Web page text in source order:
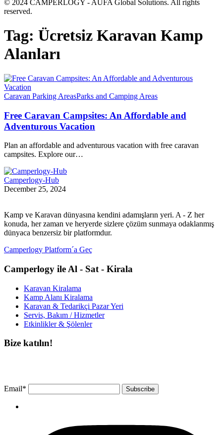
© 2024 CAMPERLOGY - AUFA Global Solutions. All rights
reserved.
Tag: Ücretsiz Karavan Kamp
Alanları
Caravan Parking AreasParks and Camping Areas
Free Caravan Campsites: An Affordable and
Adventurous Vacation
Plan an affordable and adventurous vacation with free caravan
campsites. Explore our…
Camperlogy-Hub
December 25, 2024
Kamp ve Karavan dünyasına kendini adamışların yeri. A - Z her
konuda, her zaman ve heryerde sizlere çözüm sunmaya odaklanmış
dünyaca benzersiz bir platformdur.
Camperlogy Platform´a Geç
Camperlogy ile Al - Sat - Kirala
Karavan Kiralama
Kamp Alanı Kiralama
Karavan & Tedarikçi Pazar Yeri
Servis, Bakım / Hizmetler
Etkinlikler & Şölenler
Bize katılın!
Email*